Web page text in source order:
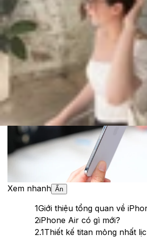
Triệu Vy
Ngày đăng: 11/09/2025
Cập nhật:
11/09/2025
Theo dõi XTMobile trên
Xem nhanh Ẩn
1Giới thiệu tổng quan về
2iPhone Air có gì mới?
2.1Thiết kế titan mỏng nhất